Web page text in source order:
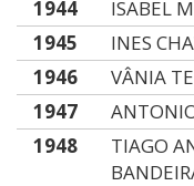
1944
ISABEL
1945
INES
1946
VÂNIA
1947
1948
TIAGO